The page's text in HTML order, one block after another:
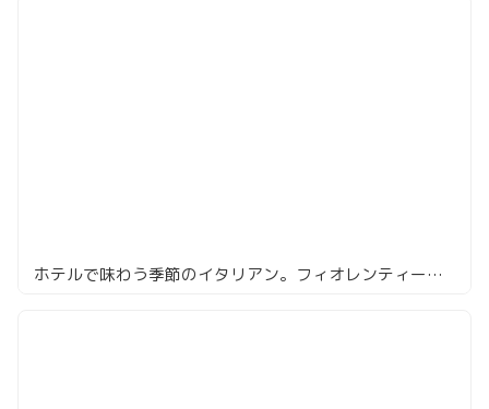
ホテルで味わう季節のイタリアン。フィオレンティーナの昼時間